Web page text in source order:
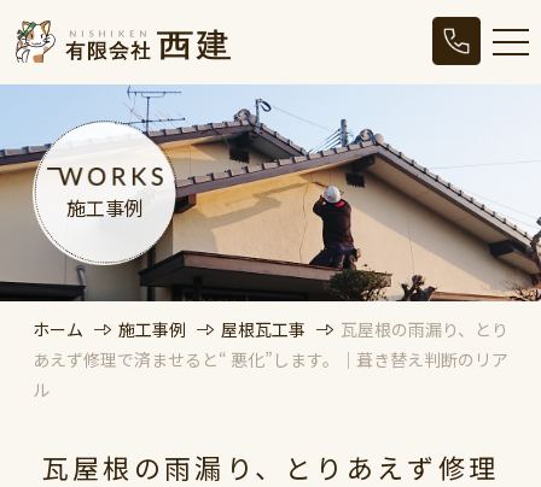
施工事例
ホーム 施工事例 屋根瓦工事
瓦屋根の雨漏り、とり
あえず修理で済ませると“ 悪化”します。｜葺き替え判断のリア
ル
瓦屋根の雨漏り、とりあえず修理